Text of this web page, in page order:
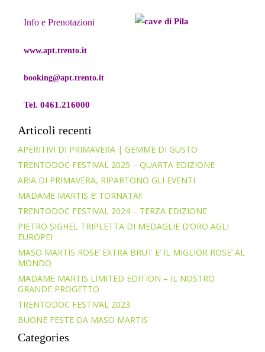
Info e Prenotazioni
www.apt.trento.it
booking@apt.trento.it
Tel. 0461.216000
Articoli recenti
APERITIVI DI PRIMAVERA | GEMME DI GUSTO
TRENTODOC FESTIVAL 2025 – QUARTA EDIZIONE
ARIA DI PRIMAVERA, RIPARTONO GLI EVENTI
MADAME MARTIS E’ TORNATA!!
TRENTODOC FESTIVAL 2024 – TERZA EDIZIONE
PIETRO SIGHEL TRIPLETTA DI MEDAGLIE D’ORO AGLI
EUROPEI
MASO MARTIS ROSE’ EXTRA BRUT E’ IL MIGLIOR ROSE’ AL
MONDO
MADAME MARTIS LIMITED EDITION – IL NOSTRO
GRANDE PROGETTO
TRENTODOC FESTIVAL 2023
BUONE FESTE DA MASO MARTIS
Categories